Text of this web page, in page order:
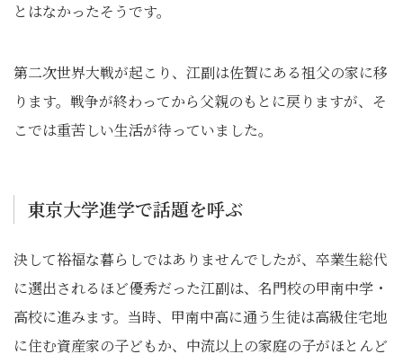
とはなかったそうです。
第二次世界大戦が起こり、江副は佐賀にある祖父の家に移
ります。戦争が終わってから父親のもとに戻りますが、そ
こでは重苦しい生活が待っていました。
東京大学進学で話題を呼ぶ
決して裕福な暮らしではありませんでしたが、卒業生総代
に選出されるほど優秀だった江副は、名門校の甲南中学・
高校に進みます。当時、甲南中高に通う生徒は高級住宅地
に住む資産家の子どもか、中流以上の家庭の子がほとんど